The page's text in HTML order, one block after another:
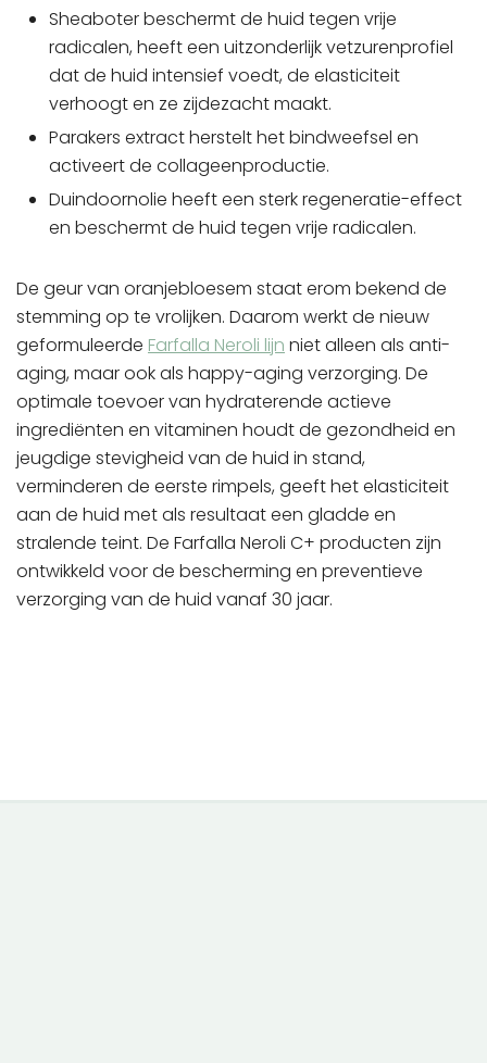
Sheaboter beschermt de huid tegen vrije
radicalen, heeft een uitzonderlijk vetzurenprofiel
dat de huid intensief voedt, de elasticiteit
verhoogt en ze zijdezacht maakt.
Parakers extract herstelt het bindweefsel en
activeert de collageenproductie.
Duindoornolie heeft een sterk regeneratie-effect
en beschermt de huid tegen vrije radicalen.
De geur van oranjebloesem staat erom bekend de
stemming op te vrolijken. Daarom werkt de nieuw
geformuleerde Farfalla Neroli lijn niet alleen als anti-
aging, maar ook als happy-aging verzorging. De
optimale toevoer van hydraterende actieve
ingrediënten en vitaminen houdt de gezondheid en
jeugdige stevigheid van de huid in stand,
verminderen de eerste rimpels, geeft het elasticiteit
aan de huid met als resultaat een gladde en
stralende teint. De Farfalla Neroli C+ producten zijn
ontwikkeld voor de bescherming en preventieve
verzorging van de huid vanaf 30 jaar.